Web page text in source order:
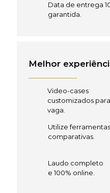
Data de entrega
garantida.
Melhor
Video-cases
customizados
vaga.
Utilize ferramentas
comparativas.
Laudo completo
e 100% online.